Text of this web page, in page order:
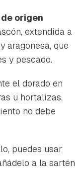
origen
extendida a
aragonesa, que
y pescado.
el dorado en
u hortalizas.
no debe
puedes usar
a la sartén